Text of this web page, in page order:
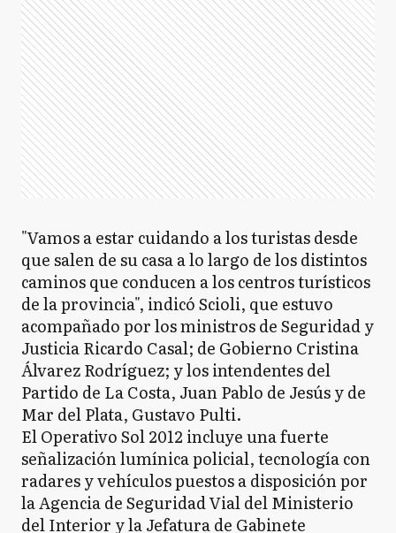
"Vamos a estar cuidando a los turistas desde
que salen de su casa a lo largo de los distintos
caminos que conducen a los centros turísticos
de la provincia", indicó Scioli, que estuvo
acompañado por los ministros de Seguridad y
Justicia Ricardo Casal; de Gobierno Cristina
Álvarez Rodríguez; y los intendentes del
Partido de La Costa, Juan Pablo de Jesús y de
Mar del Plata, Gustavo Pulti.
El Operativo Sol 2012 incluye una fuerte
señalización lumínica policial, tecnología con
radares y vehículos puestos a disposición por
la Agencia de Seguridad Vial del Ministerio
del Interior y la Jefatura de Gabinete